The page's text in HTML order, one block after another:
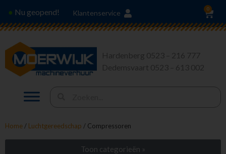
● Nu geopend! Klantenservice 0
Home / Luchtgereedschap / Compressoren
Toon categorieën »